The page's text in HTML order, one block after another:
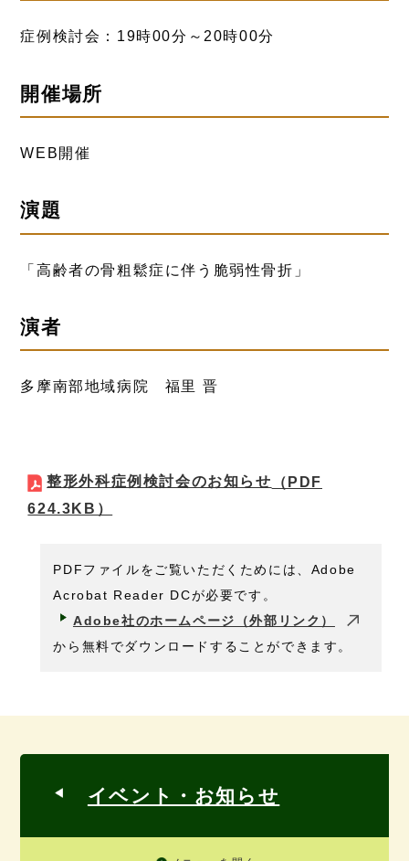
症例検討会：19時00分～20時00分
開催場所
WEB開催
演題
「高齢者の骨粗鬆症に伴う脆弱性骨折」
演者
多摩南部地域病院 福里 晋
整形外科症例検討会のお知らせ （PDF
624.3KB）
PDFファイルをご覧いただくためには、Adobe
Acrobat Reader DCが必要です。
Adobe社のホームページ（外部リンク）
から無料でダウンロードすることができます。
イベント・お知らせ